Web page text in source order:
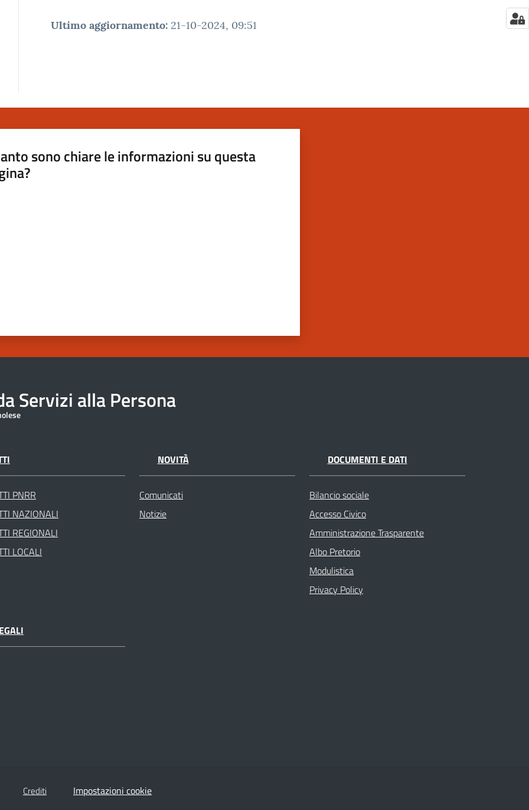
Ultimo aggiornamento: 21-10-2024, 09:51
sono chiare le informazioni su questa
Servizi alla Persona
PNRR
NAZIONALI
REGIONALI
LOCALI
NOVITÀ
Comunicati
Notizie
DOCUMENTI E DATI
Bilancio sociale
Accesso Civico
Amministrazione Trasparente
Albo Pretorio
Modulistica
Privacy Policy
Crediti Impostazioni cookie